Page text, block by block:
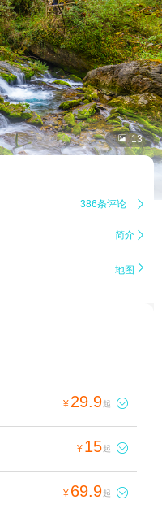
 13
386条评论 
简介 
地图 
¥ 29.9起 
¥ 15起 
¥ 69.9起 